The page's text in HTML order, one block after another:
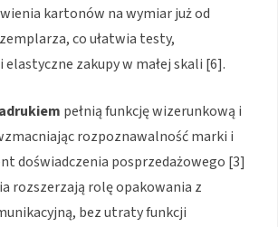
kartonów na wymiar już od
co ułatwia testy,
zakupy w małej skali [6].
pełnią funkcję wizerunkową i
rozpoznawalność marki i
doświadczenia posprzedażowego [3]
rozszerzają rolę opakowania z
bez utraty funkcji